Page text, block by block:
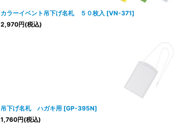
カラーイベント吊下げ名札 ５０枚入 [VN-371]
2,970円(税込)
吊下げ名札 ハガキ用 [GP-395N]
1,760円(税込)